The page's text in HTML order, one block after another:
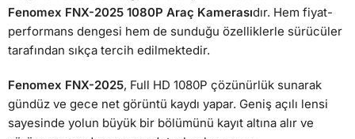
Fenomex FNX-2025 1080P Araç Kamerasıdır. Hem fiyat-
performans dengesi hem de sunduğu özelliklerle sürücüler
tarafından sıkça tercih edilmektedir.
Fenomex FNX-2025, Full HD 1080P çözünürlük sunarak
gündüz ve gece net görüntü kaydı yapar. Geniş açılı lensi
sayesinde yolun büyük bir bölümünü kayıt altına alır ve